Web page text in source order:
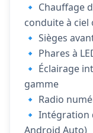
🔹 Chauffage
conduite à
🔹 Sièges
🔹 Phares à
🔹 Éclairage
gamme
🔹 Radio
🔹 Intégration
Android Auto)